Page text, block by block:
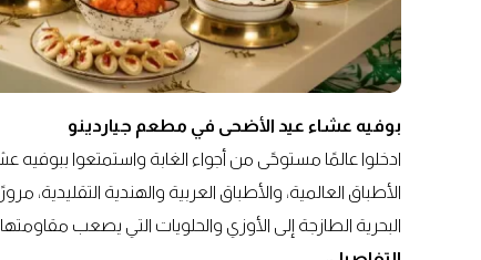
بوفيه عشاء عيد الأضحى في مطعم جياردينو
ادخلوا عالمًا مستوحًى من أجواء الغابة واستمتعوا
الأطباق العالمية، والأطباق العربية والهندية
البحرية الطازجة إلى الأوزي والحلويات التي يصعب